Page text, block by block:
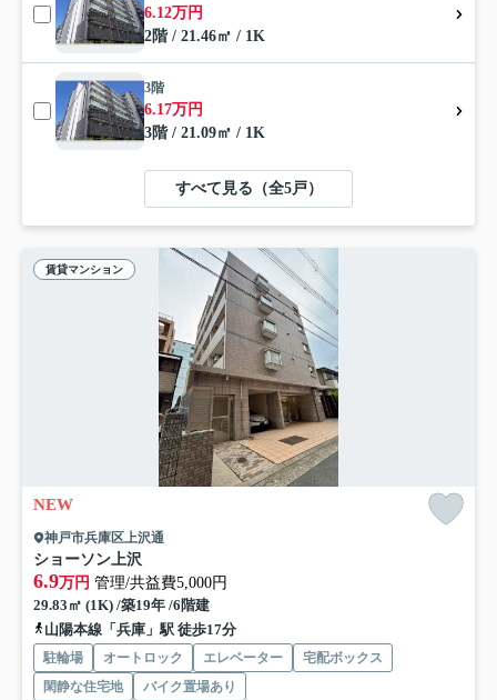
6.12万円
2階 / 21.46㎡ / 1K
3階
6.17万円
3階 / 21.09㎡ / 1K
すべて見る（全5戸）
賃貸マンション
NEW
神戸市兵庫区上沢通
ショーソン上沢
6.9万円 管理/共益費5,000円
29.83㎡ (1K) /築19年 /6階建
山陽本線「兵庫」駅 徒歩17分
駐輪場 オートロック エレベーター
宅配ボックス
閑静な住宅地
バイク置場あり